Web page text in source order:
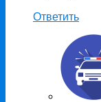
Ответить